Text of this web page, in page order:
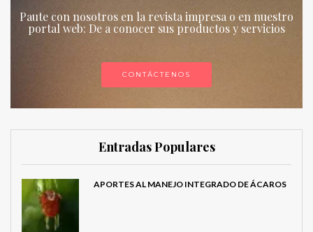
Paute con nosotros en la revista impresa o en nuestro
portal web: De a conocer sus productos y servicios
CONTÁCTENOS
Entradas Populares
APORTES AL MANEJO INTEGRADO DE ÁCAROS